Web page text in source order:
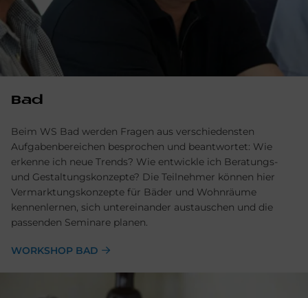
Bad
Beim WS Bad werden Fragen aus verschiedensten
Aufgabenbereichen besprochen und beantwortet: Wie
erkenne ich neue Trends? Wie entwickle ich Beratungs-
und Gestaltungskonzepte? Die Teilnehmer können hier
Vermarktungskonzepte für Bäder und Wohnräume
kennenlernen, sich untereinander austauschen und die
passenden Seminare planen.
WORKSHOP BAD